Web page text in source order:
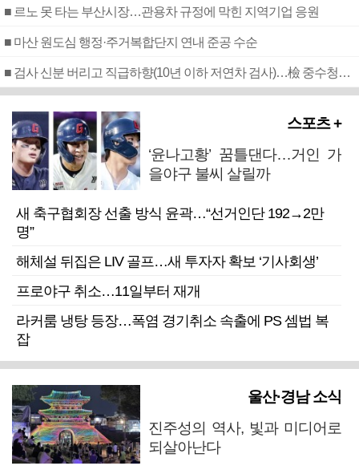
■ 르노 못 타는 부산시장…관용차 규정에 막힌 지역기업 응원
■ 마산 원도심 행정·주거복합단지 연내 준공 수순
■ 검사 신분 버리고 직급하향(10년 이하 저연차 검사)…檢 중수청행 기피
스포츠 +
‘윤나고황’ 꿈틀댄다…거인 가
을야구 불씨 살릴까
새 축구협회장 선출 방식 윤곽…“선거인단 192→2만
명”
해체설 뒤집은 LIV 골프…새 투자자 확보 ‘기사회생’
프로야구 취소…11일부터 재개
라커룸 냉탕 등장…폭염 경기취소 속출에 PS 셈법 복
잡
울산·경남 소식
진주성의 역사, 빛과 미디어로
되살아난다